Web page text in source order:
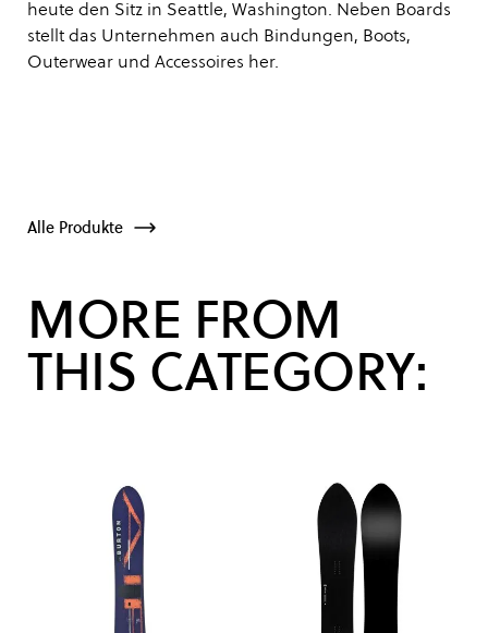
heute den Sitz in Seattle, Washington. Neben Boards
stellt das Unternehmen auch Bindungen, Boots,
Outerwear und Accessoires her.
Alle Produkte
MORE FROM
THIS CATEGORY: